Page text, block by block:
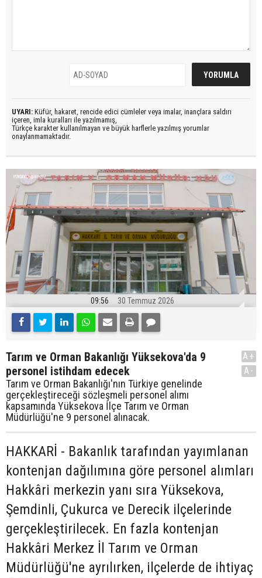
UYARI: Küfür, hakaret, rencide edici cümleler veya imalar, inançlara saldırı
içeren, imla kuralları ile yazılmamış,
Türkçe karakter kullanılmayan ve büyük harflerle yazılmış yorumlar
onaylanmamaktadır.
09:56 30 Temmuz 2026
Tarım ve Orman Bakanlığı Yüksekova'da 9
personel istihdam edecek
Tarım ve Orman Bakanlığı'nın Türkiye genelinde
gerçekleştireceği sözleşmeli personel alımı
kapsamında Yüksekova İlçe Tarım ve Orman
Müdürlüğü'ne 9 personel alınacak.
A+
A-
HAKKARİ - Bakanlık tarafından yayımlanan
kontenjan dağılımına göre personel alımları
Hakkâri merkezin yanı sıra Yüksekova,
Şemdinli, Çukurca ve Derecik ilçelerinde
gerçekleştirilecek. En fazla kontenjan
Hakkâri Merkez İl Tarım ve Orman
Müdürlüğü'ne ayrılırken, ilçelerde de ihtiyaç